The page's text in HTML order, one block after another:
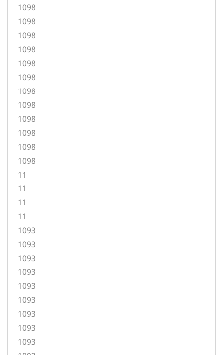
1098
1098
1098
1098
1098
1098
1098
1098
1098
1098
1098
1098
11
11
11
11
1093
1093
1093
1093
1093
1093
1093
1093
1093